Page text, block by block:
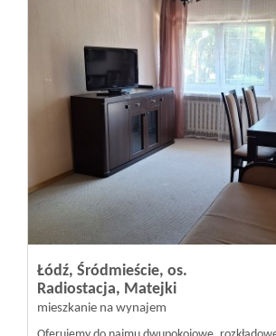
Łódź, Śródmieście, os.
Radiostacja, Matejki
mieszkanie na wynajem